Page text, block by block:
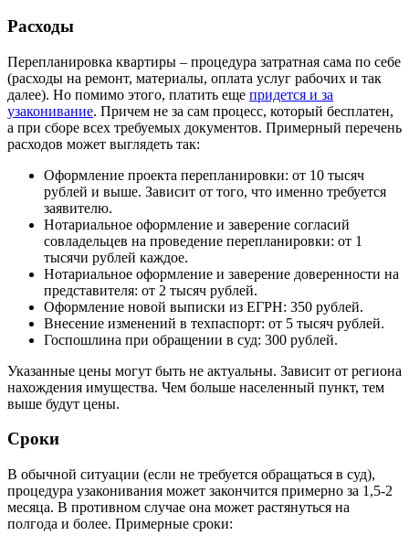
Расходы
Перепланировка квартиры – процедура затратная сама по себе
(расходы на ремонт, материалы, оплата услуг рабочих и так
далее). Но помимо этого, платить еще придется и за
узаконивание. Причем не за сам процесс, который бесплатен,
а при сборе всех требуемых документов. Примерный перечень
расходов может выглядеть так:
Оформление проекта перепланировки: от 10 тысяч
рублей и выше. Зависит от того, что именно требуется
заявителю.
Нотариальное оформление и заверение согласий
совладельцев на проведение перепланировки: от 1
тысячи рублей каждое.
Нотариальное оформление и заверение доверенности на
представителя: от 2 тысяч рублей.
Оформление новой выписки из ЕГРН: 350 рублей.
Внесение изменений в техпаспорт: от 5 тысяч рублей.
Госпошлина при обращении в суд: 300 рублей.
Указанные цены могут быть не актуальны. Зависит от региона
нахождения имущества. Чем больше населенный пункт, тем
выше будут цены.
Сроки
В обычной ситуации (если не требуется обращаться в суд),
процедура узаконивания может закончится примерно за 1,5-2
месяца. В противном случае она может растянуться на
полгода и более. Примерные сроки: